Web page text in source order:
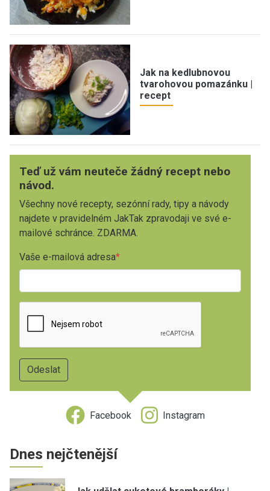
Jak na kedlubnovou
tvarohovou pomazánku |
recept
Teď už vám neuteče žádný recept nebo
návod.
Všechny nové recepty, sezónní rady, tipy a návody
najdete v pravidelném JakTak zpravodaji ve své e-
mailové schránce. ZDARMA.
Vaše e-mailová adresa
Facebook Instagram
Dnes nejčtenější